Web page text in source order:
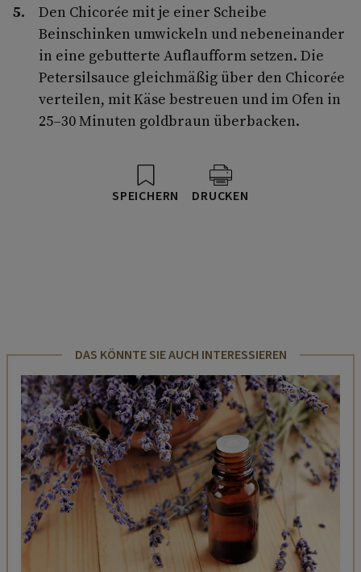
Den Chicorée mit je einer Scheibe
Beinschinken umwickeln und nebeneinander
in eine gebutterte Auflaufform setzen. Die
Petersilsauce gleichmäßig über den Chicorée
verteilen, mit Käse bestreuen und im Ofen in
25–30 Minuten goldbraun überbacken.
SPEICHERN DRUCKEN
DAS KÖNNTE SIE AUCH INTERESSIEREN